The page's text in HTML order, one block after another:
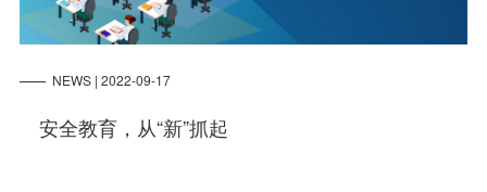
NEWS | 2022-09-17
安全教育，从“新”抓起